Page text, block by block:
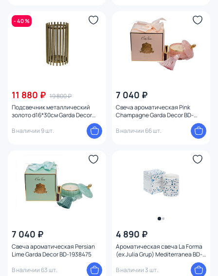
- 40 %
11 880 ₽ 19 800 ₽
Подсвечник металлический
золото d16*30см Garda Decor
В наличии 9 шт.
7 040 ₽
Свеча ароматическая Pink
Champagne Garda Decor BD-
В наличии 66 шт.
7 040 ₽
Свеча ароматическая Persian
Lime Garda Decor BD-1938475
В наличии 63 шт.
4 890 ₽
Ароматическая свеча La Forma
(ex Julia Grup) Mediterranea BD-
В наличии 3 шт.